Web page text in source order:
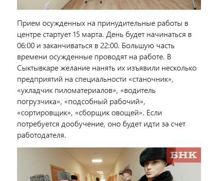
Прием осужденных на принудительные работы в
центре стартует 15 марта. День будет начинаться в
06:00 и заканчиваться в 22:00. Большую часть
времени осужденные проводят на работе. В
Сыктывкаре желание нанять их изъявили несколько
предприятий на специальности «станочник»,
«укладчик пиломатериалов», «водитель
погрузчика», «подсобный рабочий»,
«сортировщик», «сборщик овощей». Если
потребуется дообучение, оно будет идти за счет
работодателя.